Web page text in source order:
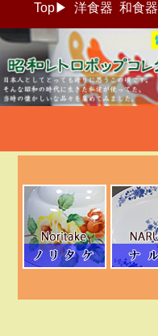
Top▶ 洋食器 和食器
昭和レト
貨通販